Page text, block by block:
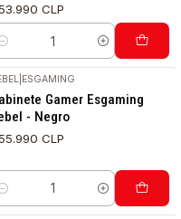
CLP
ESGAMING
Gamer Esgaming
- Negro
CLP